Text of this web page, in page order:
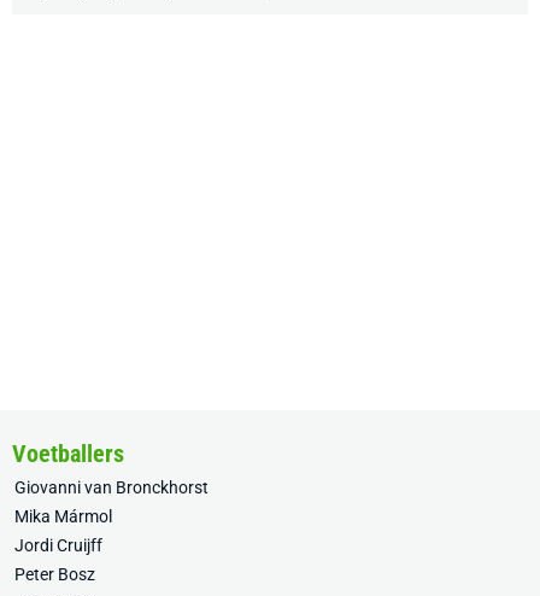
Voetballers
Giovanni van Bronckhorst
Mika Mármol
Jordi Cruijff
Peter Bosz